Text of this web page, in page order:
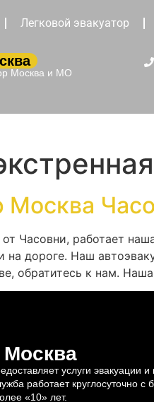
Легковой эвакуатор
Москва и МО
Москва
Часовни, работает
на дороге. Наш
обратитесь к нам.
Москва
услуги эвакуации
работает круглосуточно с
«10» лет.